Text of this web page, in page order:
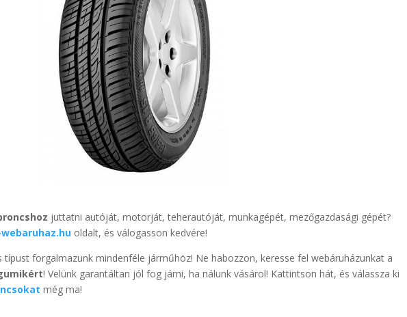
juttatni autóját, motorját, teherautóját, munkagépét, mezőgazdasági gépét?
oldalt, és válogasson kedvére!
típust forgalmazunk mindenféle járműhöz! Ne habozzon, keresse fel webáruházunkat a
! Velünk garantáltan jól fog járni, ha nálunk vásárol! Kattintson hát, és válassza ki
még ma!